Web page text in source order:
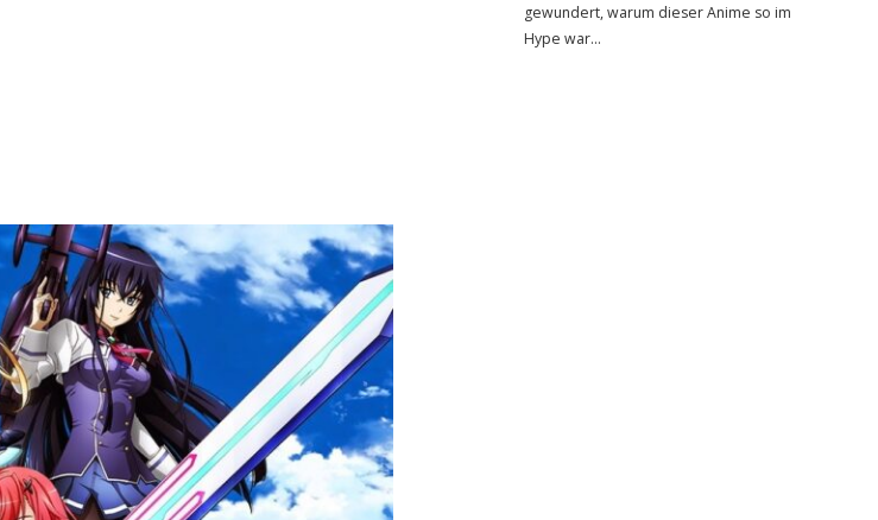
gewundert, warum dieser Anime so im
Hype war…